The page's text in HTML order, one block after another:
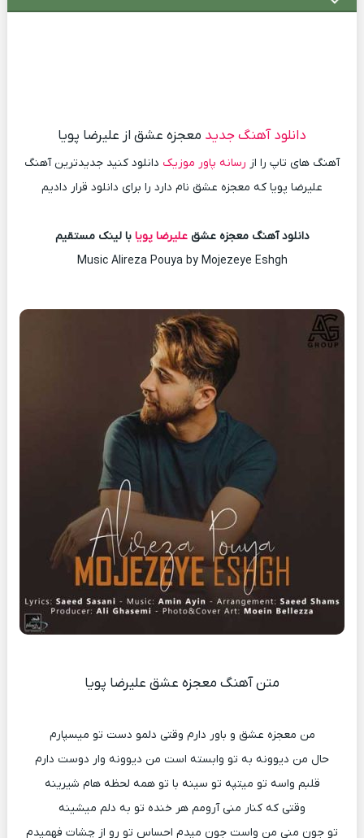
دانلود آهنگ جدید معجزه عشق از علیرضا پویا
آهنگ های تاپ را از رسانه پاور موزیک دانلود کنید جدیدترین آهنگ
علیرضا پویا که معجزه عشق نام دارد را برای دانلود قرار دادیم
دانلود آهنگ معجزه عشقعلیرضا پویا با لینک مستقیم
Music Alireza Pouya by Mojezeye Eshgh
متن آهنگ معجزه عشق علیرضا پویا
من معجزه عشق و باور دارم وقتی دلمو دست تو میسپارم
حال من دیوونه به تو وابسته است من دیوونه وار دوست دارم
قلبم واسه تو میتپه تو سینه با تو همه لحظه هام شیرینه
وقتی که کنار منی آرومم هر خنده تو به دلم میشینه
تو جون منی من واست جون میدم احساس تو رو از چشات فهمیدم